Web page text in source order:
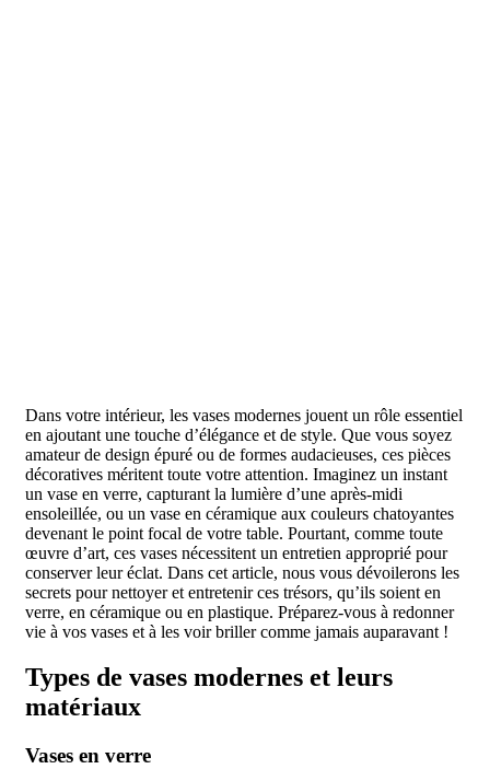
Dans votre intérieur, les vases modernes jouent un rôle essentiel
en ajoutant une touche d’élégance et de style. Que vous soyez
amateur de design épuré ou de formes audacieuses, ces pièces
décoratives méritent toute votre attention. Imaginez un instant
un vase en verre, capturant la lumière d’une après-midi
ensoleillée, ou un vase en céramique aux couleurs chatoyantes
devenant le point focal de votre table. Pourtant, comme toute
œuvre d’art, ces vases nécessitent un entretien approprié pour
conserver leur éclat. Dans cet article, nous vous dévoilerons les
secrets pour nettoyer et entretenir ces trésors, qu’ils soient en
verre, en céramique ou en plastique. Préparez-vous à redonner
vie à vos vases et à les voir briller comme jamais auparavant !
Types de vases modernes et leurs
matériaux
Vases en verre